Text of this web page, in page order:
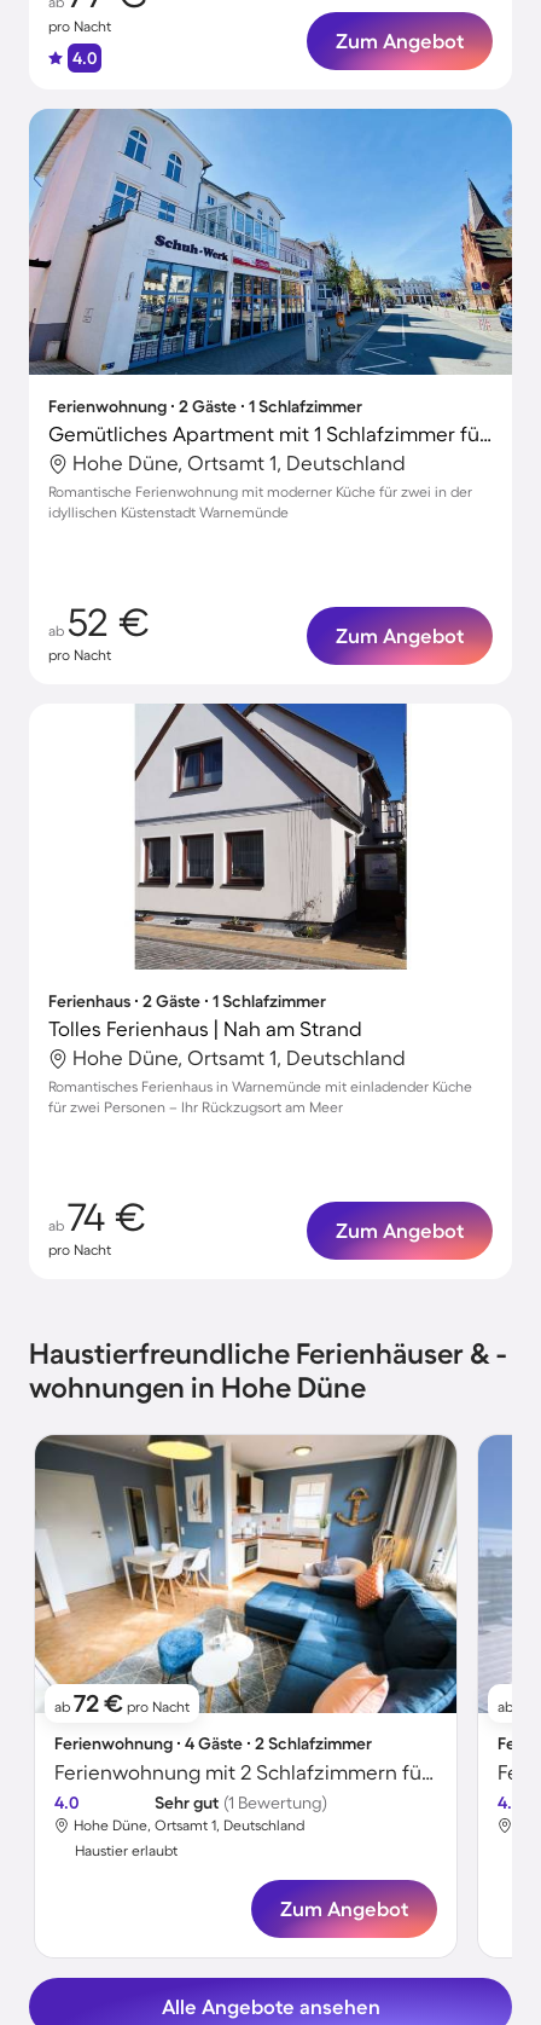
pro Nacht
4.0
Zum Angebot
Ferienwohnung ∙ 2 Gäste ∙ 1 Schlafzimmer
Gemütliches Apartment mit 1 Schlafzimmer für 2 Personen
Hohe Düne, Ortsamt 1, Deutschland
Romantische Ferienwohnung mit moderner Küche für zwei in der
idyllischen Küstenstadt Warnemünde
ab 52 €
pro Nacht
Zum Angebot
Ferienhaus ∙ 2 Gäste ∙ 1 Schlafzimmer
Tolles Ferienhaus | Nah am Strand
Hohe Düne, Ortsamt 1, Deutschland
Romantisches Ferienhaus in Warnemünde mit einladender Küche
für zwei Personen – Ihr Rückzugsort am Meer
ab 74 €
pro Nacht
Zum Angebot
Haustierfreundliche Ferienhäuser & -
wohnungen in Hohe Düne
ab 72 € pro Nacht
Ferienwohnung ∙ 4 Gäste ∙ 2 Schlafzimmer
Ferienwohnung mit 2 Schlafzimmern für 4 Personen
4.0 Sehr gut (1 Bewertung)
Hohe Düne, Ortsamt 1, Deutschland
Haustier erlaubt
Zum Angebot
ab
4.5
Alle Angebote ansehen